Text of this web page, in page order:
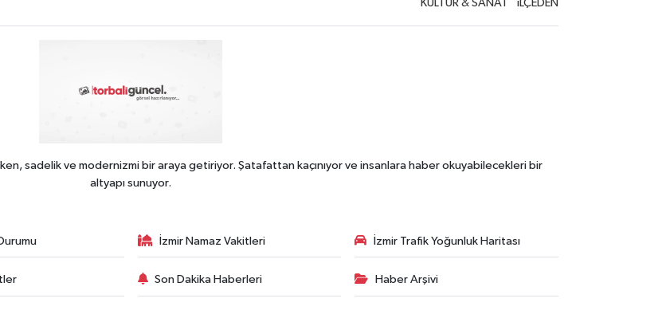
KÜLTÜR & SANAT
iLÇEDEN
sadelik ve modernizmi bir araya getiriyor. Şatafattan kaçınıyor ve insanlara haber okuyabilecekleri bir
altyapı sunuyor.
İzmir Namaz Vakitleri İzmir Trafik Yoğunluk Haritası
Son Dakika Haberleri Haber Arşivi